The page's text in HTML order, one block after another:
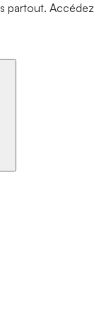
partout. Accédez